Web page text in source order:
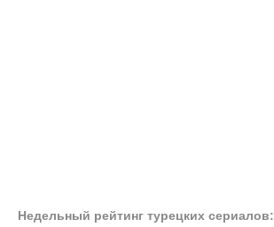
Недельный рейтинг турецких сериалов: